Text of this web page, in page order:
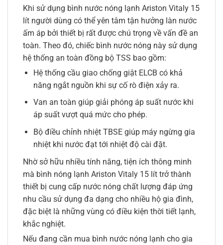
Khi sử dụng bình nước nóng lạnh Ariston Vitaly 15
lít người dùng có thể yên tâm tận hưởng làn nước
ấm áp bởi thiết bị rất được chú trọng về vấn đề an
toàn. Theo đó, chiếc bình nước nóng này sử dụng
hệ thống an toàn đồng bộ TSS bao gồm:
Hệ thống cầu giao chống giật ELCB có khả
năng ngắt nguồn khi sự cố rò điện xảy ra.
Van an toàn giúp giải phóng áp suất nước khi
áp suất vượt quá mức cho phép.
Bộ điều chỉnh nhiệt TBSE giúp máy ngừng gia
nhiệt khi nước đạt tới nhiệt độ cài đặt.
Nhờ sở hữu nhiều tính năng, tiện ích thông minh
mà bình nóng lạnh Ariston Vitaly 15 lít trở thành
thiết bị cung cấp nước nóng chất lượng đáp ứng
nhu cầu sử dụng đa dạng cho nhiều hộ gia đình,
đặc biệt là những vùng có điều kiện thời tiết lạnh,
khắc nghiệt.
Nếu đang cần mua bình nước nóng lạnh cho gia